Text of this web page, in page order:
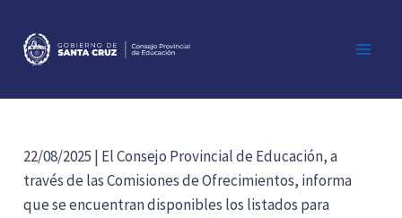
contenido
22/08/2025 | El Consejo Provincial de Educación, a
través de las Comisiones de Ofrecimientos, informa
que se encuentran disponibles los listados para